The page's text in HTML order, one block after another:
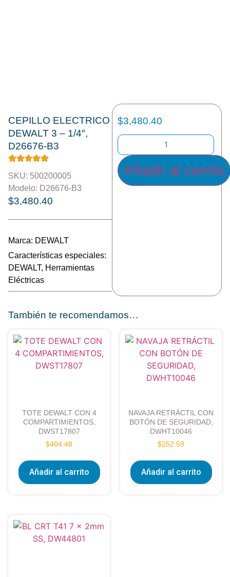
CEPILLO ELECTRICO
DEWALT 3 – 1/4″,
D26676-B3
SKU: 500200005
Modelo: D26676-B3
$3,480.40
Marca: DEWALT
Características especiales:
DEWALT, Herramientas
Eléctricas
$3,480.40
Añadir al carrito
También te recomendamos…
TOTE DEWALT CON 4
COMPARTIMIENTOS,
DWST17807
$404.48
Añadir al carrito
NAVAJA RETRÁCTIL CON
BOTÓN DE SEGURIDAD,
DWHT10046
$252.59
Añadir al carrito